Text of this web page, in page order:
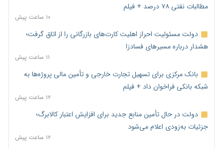
مطالبات نفتی ۷۸ درصد + فیلم
۱۰ ساعت پیش
دولت مسئولیت احراز اهلیت کارت‌های بازرگانی را از اتاق گرفت؛
هشدار درباره مسیرهای فسادزا
۱۱ ساعت پیش
بانک مرکزی برای تسهیل تجارت خارجی و تأمین مالی پروژه‌ها به
شبکه بانکی فراخوان داد + فیلم
۱۲ ساعت پیش
دولت در حال تأمین منابع جدید برای افزایش اعتبار کالابرگ؛
جزئیات به‌زودی اعلام می‌شود
۱۲ ساعت پیش